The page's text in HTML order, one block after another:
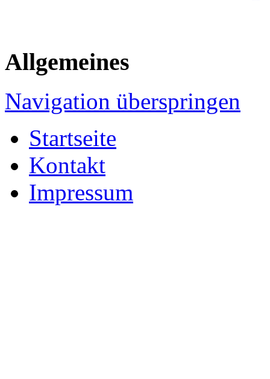
Allgemeines
Navigation überspringen
Startseite
Kontakt
Impressum